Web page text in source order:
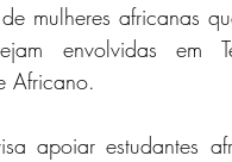
mulheres africanas
envolvidas em
Africano.
apoiar estudantes